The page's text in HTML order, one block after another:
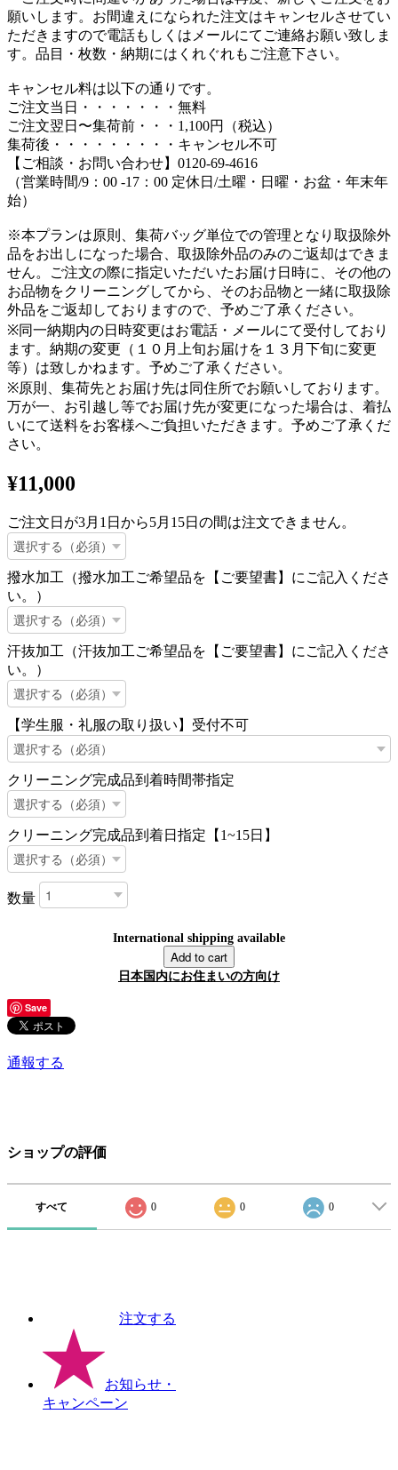
願いします。お間違えになられた注文はキャンセルさせてい
ただきますので電話もしくはメールにてご連絡お願い致しま
す。品目・枚数・納期にはくれぐれもご注意下さい。
キャンセル料は以下の通りです。
ご注文当日・・・・・・・無料
ご注文翌日〜集荷前・・・1,100円（税込）
集荷後・・・・・・・・・キャンセル不可
【ご相談・お問い合わせ】0120-69-4616
（営業時間/9：00 -17：00 定休日/土曜・日曜・お盆・年末年
始）
※本プランは原則、集荷バッグ単位での管理となり取扱除外
品をお出しになった場合、取扱除外品のみのご返却はできま
せん。ご注文の際に指定いただいたお届け日時に、その他の
お品物をクリーニングしてから、そのお品物と一緒に取扱除
外品をご返却しておりますので、予めご了承ください。
※同一納期内の日時変更はお電話・メールにて受付しており
ます。納期の変更（１０月上旬お届けを１３月下旬に変更
等）は致しかねます。予めご了承ください。
※原則、集荷先とお届け先は同住所でお願いしております。
万が一、お引越し等でお届け先が変更になった場合は、着払
いにて送料をお客様へご負担いただきます。予めご了承くだ
さい。
¥11,000
ご注文日が3月1日から5月15日の間は注文できません。
撥水加工（撥水加工ご希望品を【ご要望書】にご記入くださ
い。）
汗抜加工（汗抜加工ご希望品を【ご要望書】にご記入くださ
い。）
【学生服・礼服の取り扱い】受付不可
クリーニング完成品到着時間帯指定
クリーニング完成品到着日指定【1~15日】
数量
International shipping available
Add to cart
日本国内にお住まいの方向け
Save
通報する
ショップの評価
すべて 0 0 0
注文する
お知らせ ・
キャンペーン